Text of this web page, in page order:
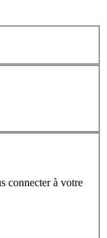
connecter à votre